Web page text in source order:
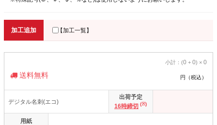
加工追加 【加工一覧】
デジタル名刺(エコ)
用紙
出荷予定
16時締切 (※)
小計：(0 + 0) × 0
送料無料 円（税込）